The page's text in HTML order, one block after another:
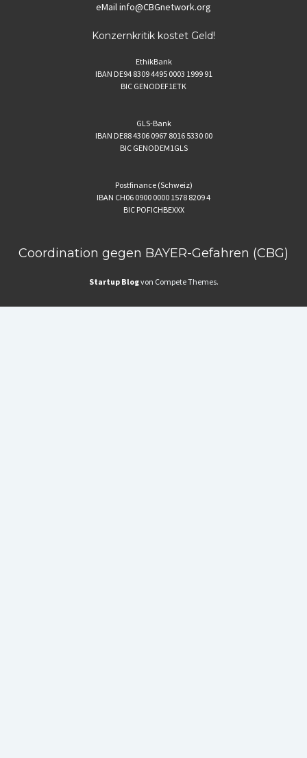
eMailinfo@CBGnetwork.org
Konzernkritik kostet Geld!
EthikBank
IBAN DE94 8309 4495 0003 1999 91
BIC GENODEF1ETK
GLS-Bank
IBAN DE88 4306 0967 8016 5330 00
BIC GENODEM1GLS
Postfinance (Schweiz)
IBAN CH06 0900 0000 1578 8209 4
BIC POFICHBEXXX
Coordination gegen BAYER-Gefahren (CBG)
Startup Blogvon Compete Themes.